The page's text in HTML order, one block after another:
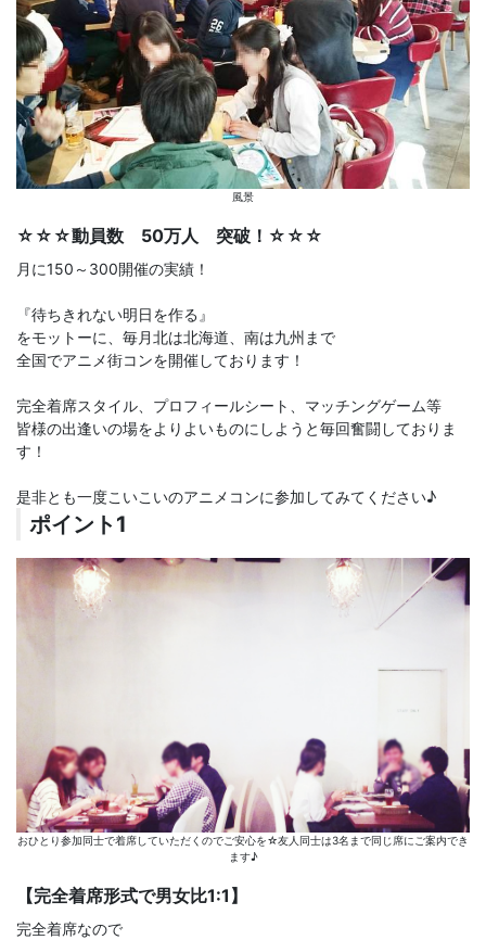
風景
☆☆☆動員数 50万人 突破！☆☆☆
月に150～300開催の実績！
『待ちきれない明日を作る』
をモットーに、毎月北は北海道、南は九州まで
全国でアニメ街コンを開催しております！
完全着席スタイル、プロフィールシート、マッチングゲーム等
皆様の出逢いの場をよりよいものにしようと毎回奮闘しておりま
す！
是非とも一度こいこいのアニメコンに参加してみてください♪
ポイント1
おひとり参加同士で着席していただくのでご安心を☆友人同士は3名まで同じ席にご案内でき
ます♪
【完全着席形式で男女比1:1】
完全着席なので